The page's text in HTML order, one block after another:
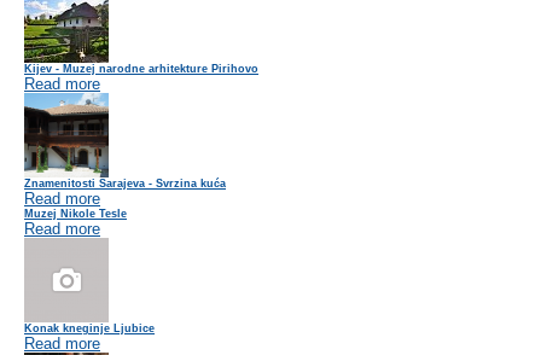
Kijev - Muzej narodne arhitekture Pirihovo
Read more
Znamenitosti Sarajeva - Svrzina kuća
Read more
Muzej Nikole Tesle
Read more
Konak kneginje Ljubice
Read more